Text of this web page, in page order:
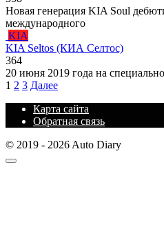
Новая генерация KIA Soul
международного
KIA
KIA Seltos (КИА Селтос)
364
20 июня 2019 года на
Пагинация
1 2 3 Далее
Карта сайта
Обратная связь
© 2019 - 2026 Auto Diary